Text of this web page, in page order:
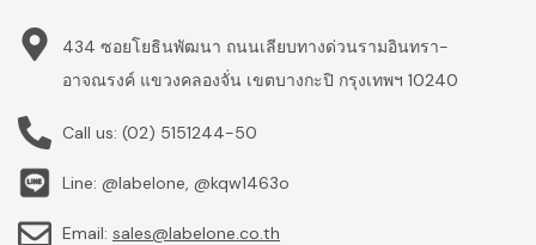
434 ซอยโยธินพัฒนา ถนนเลียบทางด่วนรามอินทรา-
อาจณรงค์ แขวงคลองจั่น เขตบางกะปิ กรุงเทพฯ 10240
Call us: (02) 5151244-50
Line: @labelone, @kqw1463o
Email: sales@labelone.co.th